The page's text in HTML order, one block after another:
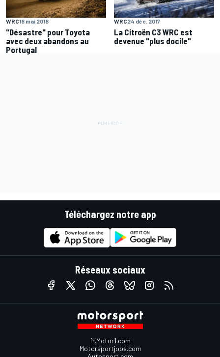
WRC18 mai 2018
"Désastre" pour Toyota
avec deux abandons au
Portugal
WRC24 déc. 2017
La Citroën C3 WRC est
devenue "plus docile"
Téléchargez notre app
Réseaux sociaux
fr.Motor1.com
Motorsportjobs.com